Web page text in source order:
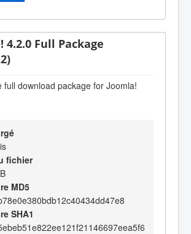
4.2.0 Full Package
full download package for Joomla!
fichier
MD5
SHA1